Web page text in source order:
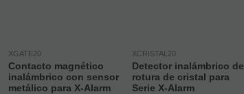
XGATE20
Contacto magnético
inalámbrico con sensor
metálico para X-Alarm
XCRISTAL20
Detector inalámbrico de
rotura de cristal para
Serie X-Alarm